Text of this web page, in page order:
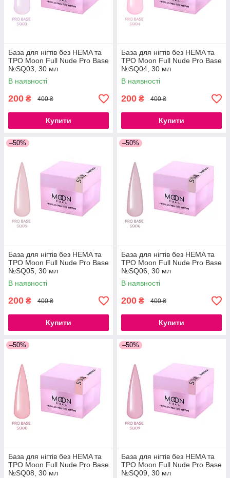
База для нігтів без HEMA та
ТРО Moon Full Nude Pro Base
№SQ03, 30 мл
В наявності
200 ₴ 400 ₴
Купити
База для нігтів без HEMA та
ТРО Moon Full Nude Pro Base
№SQ04, 30 мл
В наявності
200 ₴ 400 ₴
Купити
–50%
База для нігтів без HEMA та
ТРО Moon Full Nude Pro Base
№SQ05, 30 мл
В наявності
200 ₴ 400 ₴
Купити
–50%
База для нігтів без HEMA та
ТРО Moon Full Nude Pro Base
№SQ06, 30 мл
В наявності
200 ₴ 400 ₴
Купити
–50%
База для нігтів без HEMA та
ТРО Moon Full Nude Pro Base
№SQ08, 30 мл
–50%
База для нігтів без HEMA та
ТРО Moon Full Nude Pro Base
№SQ09, 30 мл